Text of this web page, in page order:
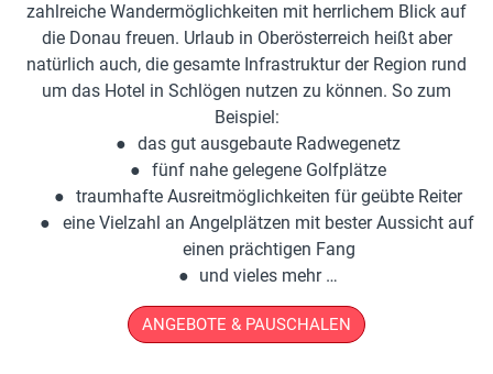
zahlreiche Wandermöglichkeiten mit herrlichem Blick auf
die Donau freuen. Urlaub in Oberösterreich heißt aber
natürlich auch, die gesamte Infrastruktur der Region rund
um das Hotel in Schlögen nutzen zu können. So zum
Beispiel:
das gut ausgebaute Radwegenetz
fünf nahe gelegene Golfplätze
traumhafte Ausreitmöglichkeiten für geübte Reiter
eine Vielzahl an Angelplätzen mit bester Aussicht auf
einen prächtigen Fang
und vieles mehr …
ANGEBOTE & PAUSCHALEN